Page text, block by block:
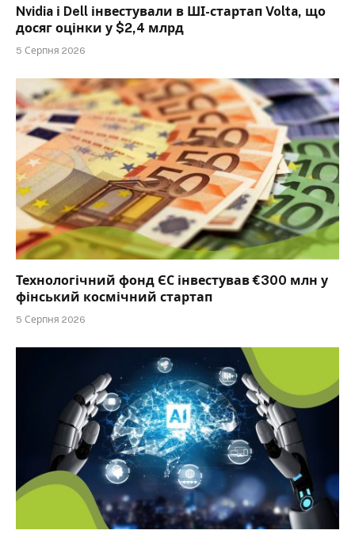
Nvidia і Dell інвестували в ШІ-стартап Volta, що
досяг оцінки у $2,4 млрд
5 Серпня 2026
Технологічний фонд ЄС інвестував €300 млн у
фінський космічний стартап
5 Серпня 2026